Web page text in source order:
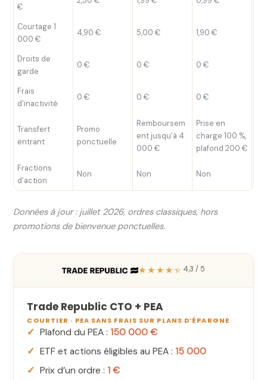
€
Courtage 1
000 €
4,90 € 5,00 € 1,90 €
Droits de
garde
0 € 0 € 0 €
Frais
d’inactivité
0 € 0 € 0 €
Transfert
entrant
Promo
ponctuelle
Remboursem
ent jusqu’à 4
000 €
Prise en
charge 100 %,
plafond 200 €
Fractions
d’action
Non Non Non
Données à jour : juillet 2026, ordres classiques, hors
promotions de bienvenue ponctuelles.
★★★★★ 4,3 / 5
Trade Republic CTO + PEA
COURTIER · PEA SANS FRAIS SUR PLANS D’ÉPARGNE
Plafond du PEA : 150 000 €
ETF et actions éligibles au PEA : 15 000
Prix d’un ordre : 1 €